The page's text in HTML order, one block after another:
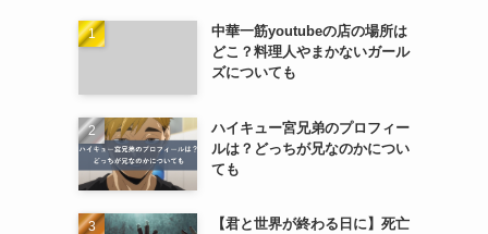
中華一筋youtubeの店の場所は
どこ？料理人やまかないガール
ズについても
ハイキュー宮兄弟のプロフィー
ルは？どっちが兄なのかについ
ても
【君と世界が終わる日に】死亡